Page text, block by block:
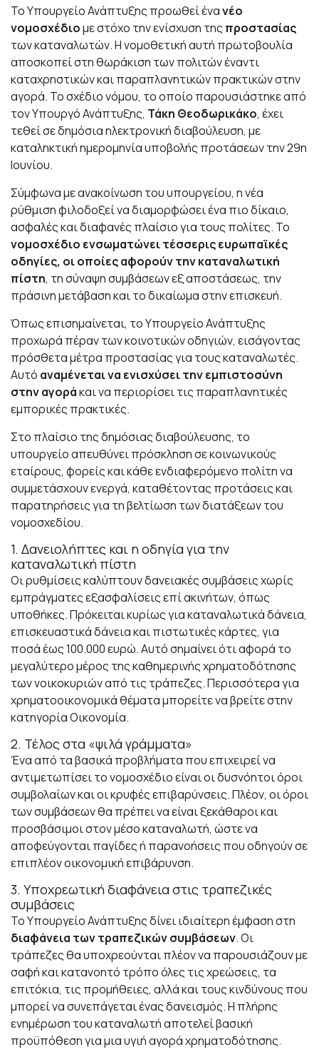
ΤοΥπουργείο Ανάπτυξης προωθεί ένανέο
νομοσχέδιομε στόχο την ενίσχυση της προστασίας
των καταναλωτών. Η νομοθετική αυτή πρωτοβουλία
αποσκοπεί στη θωράκιση των πολιτών έναντι
καταχρηστικών και παραπλανητικών πρακτικών στην
αγορά. Το σχέδιο νόμου, το οποίο παρουσιάστηκε από
τον Υπουργό Ανάπτυξης, Τάκη Θεοδωρικάκο, έχει
τεθεί σε δημόσια ηλεκτρονική διαβούλευση, με
καταληκτική ημερομηνία υποβολής προτάσεων την 29η
Ιουνίου.
Σύμφωνα με ανακοίνωση του υπουργείου, η νέα
ρύθμιση φιλοδοξεί να διαμορφώσει ένα πιο δίκαιο,
ασφαλές και διαφανές πλαίσιο για τους πολίτες. Το
νομοσχέδιο ενσωματώνει τέσσερις ευρωπαϊκές
οδηγίες, οι οποίες αφορούν την καταναλωτική
πίστη, τη σύναψη συμβάσεων εξ αποστάσεως, την
πράσινη μετάβαση και το δικαίωμα στην επισκευή.
Όπως επισημαίνεται, το Υπουργείο Ανάπτυξης
προχωρά πέραν των κοινοτικών οδηγιών, εισάγοντας
πρόσθετα μέτρα προστασίας για τους καταναλωτές.
Αυτό αναμένεται να ενισχύσει την εμπιστοσύνη
στην αγοράκαι να περιορίσει τις παραπλανητικές
εμπορικές πρακτικές.
Στο πλαίσιο της δημόσιας διαβούλευσης, το
υπουργείο απευθύνει πρόσκληση σε κοινωνικούς
εταίρους, φορείς και κάθε ενδιαφερόμενο πολίτη να
συμμετάσχουν ενεργά, καταθέτοντας προτάσεις και
παρατηρήσεις για τη βελτίωση των διατάξεων του
νομοσχεδίου.
1. Δανειολήπτες και η οδηγία για την
καταναλωτική πίστη
Οι ρυθμίσεις καλύπτουν δανειακές συμβάσεις χωρίς
εμπράγματες εξασφαλίσεις επί ακινήτων, όπως
υποθήκες. Πρόκειται κυρίως για καταναλωτικά δάνεια,
επισκευαστικά δάνεια και πιστωτικές κάρτες, για
ποσά έως 100.000 ευρώ. Αυτό σημαίνει ότι αφορά το
μεγαλύτερο μέρος της καθημερινής χρηματοδότησης
των νοικοκυριών από τις τράπεζες. Περισσότερα για
χρηματοοικονομικά θέματα μπορείτε να βρείτε στην
κατηγορίαΟικονομία.
2. Τέλος στα «ψιλά γράμματα»
Ένα από τα βασικά προβλήματα που επιχειρεί να
αντιμετωπίσει το νομοσχέδιο είναι οι δυσνόητοι όροι
συμβολαίων και οι κρυφές επιβαρύνσεις. Πλέον, οι όροι
των συμβάσεων θα πρέπει να είναι ξεκάθαροι και
προσβάσιμοι στον μέσο καταναλωτή, ώστε να
αποφεύγονται παγίδες ή παρανοήσεις που οδηγούν σε
επιπλέον οικονομική επιβάρυνση.
3. Υποχρεωτική διαφάνεια στις τραπεζικές
συμβάσεις
Το Υπουργείο Ανάπτυξης δίνει ιδιαίτερη έμφαση στη
διαφάνεια των τραπεζικών συμβάσεων. Οι
τράπεζες θα υποχρεούνται πλέον να παρουσιάζουν με
σαφή και κατανοητό τρόπο όλες τις χρεώσεις, τα
επιτόκια, τις προμήθειες, αλλά και τους κινδύνους που
μπορεί να συνεπάγεται ένας δανεισμός. Η πλήρης
ενημέρωση του καταναλωτή αποτελεί βασική
προϋπόθεση για μια υγιή αγορά χρηματοδότησης.